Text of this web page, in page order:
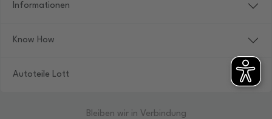
Informationen
Know How
Autoteile Lott
Bleiben wir in Verbindung